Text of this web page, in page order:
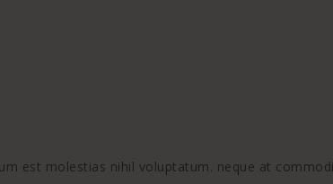
est molestias nihil voluptatum. neque at